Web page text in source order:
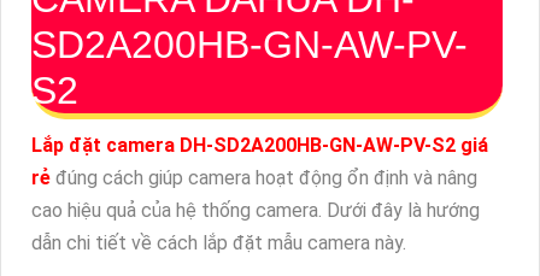
SD2A200HB-GN-AW-PV-
S2
Lắp đặt camera DH-SD2A200HB-GN-AW-PV-S2 giá
rẻ đúng cách giúp camera hoạt động ổn định và nâng
cao hiệu quả của hệ thống camera. Dưới đây là hướng
dẫn chi tiết về cách lắp đặt mẫu camera này.